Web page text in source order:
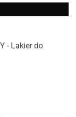
- Lakier do